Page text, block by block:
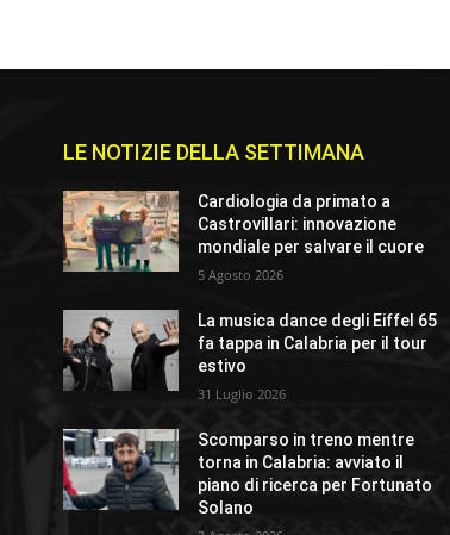
LE NOTIZIE DELLA SETTIMANA
Cardiologia da primato a
Castrovillari: innovazione
mondiale per salvare il cuore
5 Agosto 2026
La musica dance degli Eiffel 65
fa tappa in Calabria per il tour
estivo
31 Luglio 2026
Scomparso in treno mentre
torna in Calabria: avviato il
piano di ricerca per Fortunato
Solano